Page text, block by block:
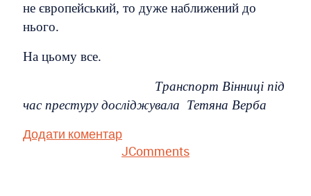
не європейський, то дуже наближений до
нього.
На цьому все.
Транспорт Вінниці під
час престуру досліджувала Тетяна Верба
Додати коментар
JComments